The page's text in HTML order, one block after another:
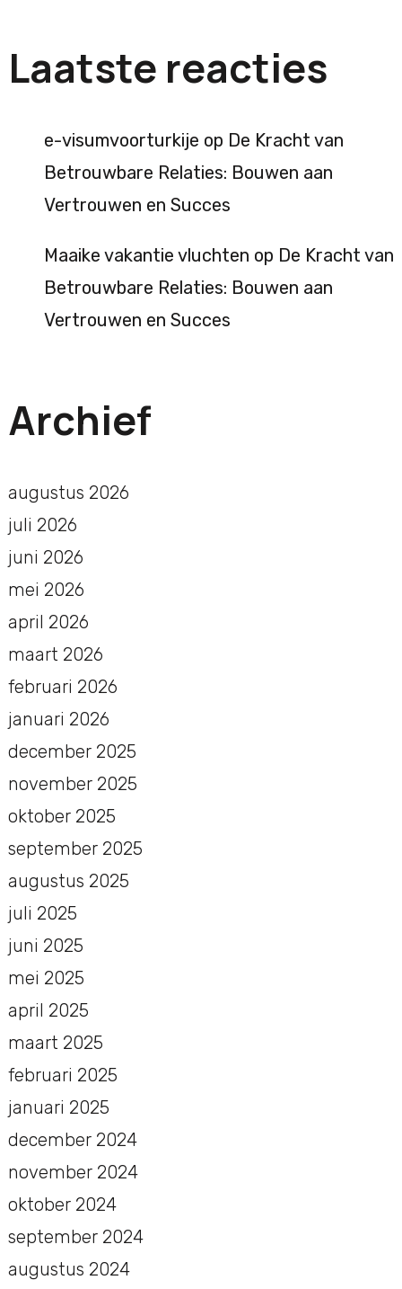
Laatste reacties
e-visumvoorturkije op De Kracht van
Betrouwbare Relaties: Bouwen aan
Vertrouwen en Succes
Maaike vakantie vluchten op De Kracht van
Betrouwbare Relaties: Bouwen aan
Vertrouwen en Succes
Archief
augustus 2026
juli 2026
juni 2026
mei 2026
april 2026
maart 2026
februari 2026
januari 2026
december 2025
november 2025
oktober 2025
september 2025
augustus 2025
juli 2025
juni 2025
mei 2025
april 2025
maart 2025
februari 2025
januari 2025
december 2024
november 2024
oktober 2024
september 2024
augustus 2024